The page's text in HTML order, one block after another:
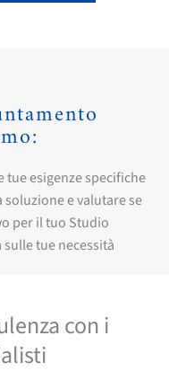
esigenze specifiche
e valutare se
per il tuo Studio
sulle tue necessità
con i